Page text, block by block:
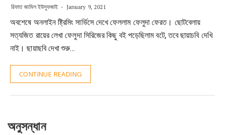
রিফাত জামিল ইউসুফজাই January 9, 2021
অবশেষে অনলাইন ষ্ট্রিমিং সার্ভিসে দেখে ফেললাম ফেলুদা ফেরত। ছোটবেলায়
সত্যজিত রায়ের লেখা ফেলুদা সিরিজের কিছু বই পড়েছিলাম বটে, তবে ছায়াচবি দেখি
নাই। ছায়াছবি দেখা শুরু…
CONTINUE READING
অনুসন্ধান